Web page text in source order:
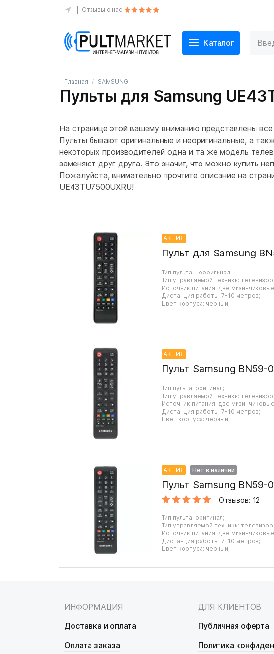
Отзывы о нас
Каталог
Главная SAMSUNG
Пульты для Samsung
На странице этой вашему вниманию представлены
Пульты бывают оригинальные и неоригинальные, а
некоторых производителей одна и та же модель
заменяют друг друга. Это значит, что можно купить
Пожалуйста, внимательно прочтите описание на
UE43TU7500UXRU!
АКЦИЯ
Пульт для Samsung
Тип пульта: неоригинал;
Тип управляемой техники: телевизор;
Источник питания: две
Дистанция работы: 7-10 метров;
Цвет корпуса: черный;
АКЦИЯ
Пульт Samsung BN59-
Тип пульта: оригинал;
Тип управляемой техники: телевизор;
Источник питания: две
Дистанция работы: 7-10 метров;
Цвет корпуса: черный;
АКЦИЯ Нет в наличии
Пульт Samsung BN59-
Отзывов: 12
Тип пульта: оригинал;
Тип управляемой техники: телевизор;
Источник питания: две
Дистанция работы: 7-10 метров;
Цвет корпуса: черный;
ИНФОРМАЦИЯ
Доставка и оплата
Оплата заказа
ДЛЯ КЛИЕНТОВ
Публичная оферта
Политика